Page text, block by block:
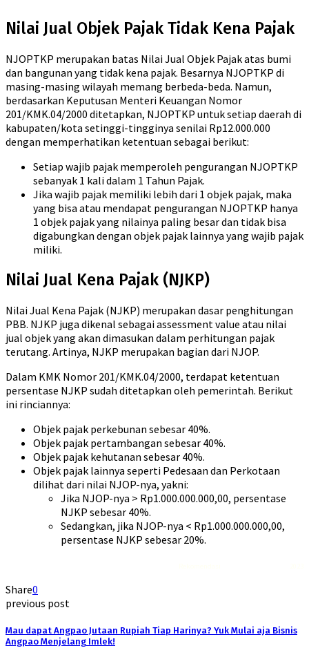
Nilai Jual Objek Pajak Tidak Kena Pajak
NJOPTKP merupakan batas Nilai Jual Objek Pajak atas bumi
dan bangunan yang tidak kena pajak. Besarnya NJOPTKP di
masing-masing wilayah memang berbeda-beda. Namun,
berdasarkan Keputusan Menteri Keuangan Nomor
201/KMK.04/2000 ditetapkan, NJOPTKP untuk setiap daerah di
kabupaten/kota setinggi-tingginya senilai Rp12.000.000
dengan memperhatikan ketentuan sebagai berikut:
Setiap wajib pajak memperoleh pengurangan NJOPTKP
sebanyak 1 kali dalam 1 Tahun Pajak.
Jika wajib pajak memiliki lebih dari 1 objek pajak, maka
yang bisa atau mendapat pengurangan NJOPTKP hanya
1 objek pajak yang nilainya paling besar dan tidak bisa
digabungkan dengan objek pajak lainnya yang wajib pajak
miliki.
Nilai Jual Kena Pajak (NJKP)
Nilai Jual Kena Pajak (NJKP) merupakan dasar penghitungan
PBB. NJKP juga dikenal sebagai assessment value atau nilai
jual objek yang akan dimasukan dalam perhitungan pajak
terutang. Artinya, NJKP merupakan bagian dari NJOP.
Dalam KMK Nomor 201/KMK.04/2000, terdapat ketentuan
persentase NJKP sudah ditetapkan oleh pemerintah. Berikut
ini rinciannya:
Objek pajak perkebunan sebesar 40%.
Objek pajak pertambangan sebesar 40%.
Objek pajak kehutanan sebesar 40%.
Objek pajak lainnya seperti Pedesaan dan Perkotaan
dilihat dari nilai NJOP-nya, yakni:
Jika NJOP-nya > Rp1.000.000.000,00, persentase
NJKP sebesar 40%.
Sedangkan, jika NJOP-nya < Rp1.000.000.000,00,
persentase NJKP sebesar 20%.
Share0
previous post
Mau dapat Angpao Jutaan Rupiah Tiap Harinya? Yuk Mulai aja Bisnis
Angpao Menjelang Imlek!